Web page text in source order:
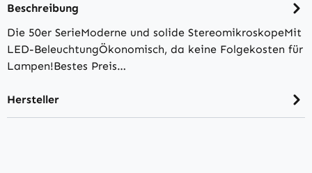
Beschreibung
Die 50er SerieModerne und solide StereomikroskopeMit
LED-BeleuchtungÖkonomisch, da keine Folgekosten für
Lampen!Bestes Preis…
Hersteller